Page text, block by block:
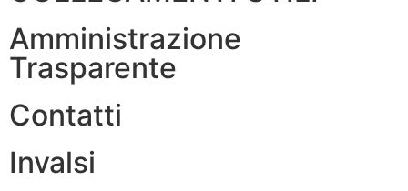
Amministrazione
Trasparente
Contatti
Invalsi